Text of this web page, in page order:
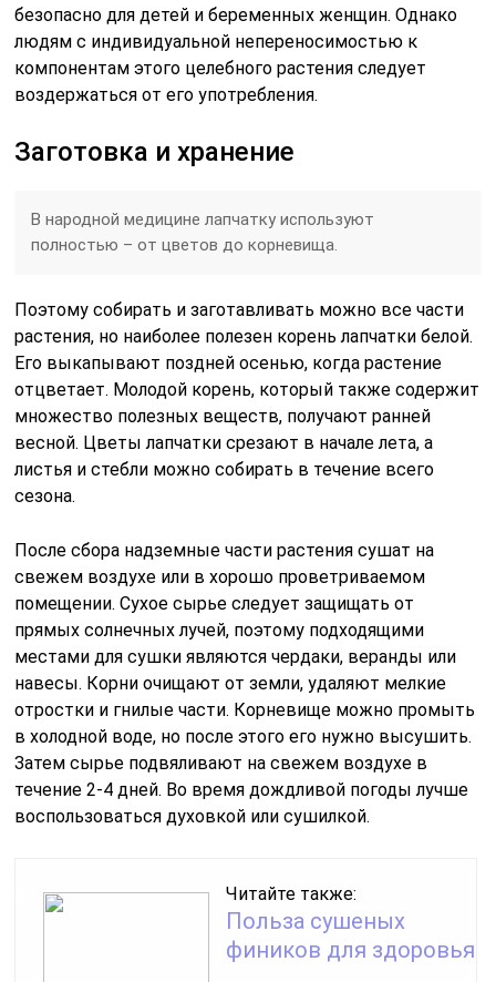
безопасно для детей и беременных женщин. Однако
людям с индивидуальной непереносимостью к
компонентам этого целебного растения следует
воздержаться от его употребления.
Заготовка и хранение
В народной медицине лапчатку используют
полностью – от цветов до корневища.
Поэтому собирать и заготавливать можно все части
растения, но наиболее полезен корень лапчатки белой.
Его выкапывают поздней осенью, когда растение
отцветает. Молодой корень, который также содержит
множество полезных веществ, получают ранней
весной. Цветы лапчатки срезают в начале лета, а
листья и стебли можно собирать в течение всего
сезона.
После сбора надземные части растения сушат на
свежем воздухе или в хорошо проветриваемом
помещении. Сухое сырье следует защищать от
прямых солнечных лучей, поэтому подходящими
местами для сушки являются чердаки, веранды или
навесы. Корни очищают от земли, удаляют мелкие
отростки и гнилые части. Корневище можно промыть
в холодной воде, но после этого его нужно высушить.
Затем сырье подвяливают на свежем воздухе в
течение 2-4 дней. Во время дождливой погоды лучше
воспользоваться духовкой или сушилкой.
Читайте также:
Польза сушеных
фиников для здоровья